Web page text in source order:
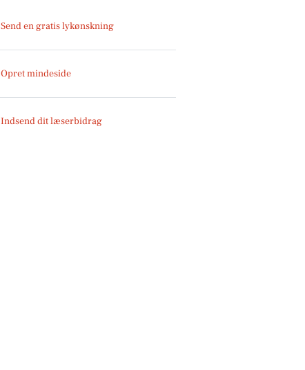
Send en gratis lykønskning
Opret mindeside
Indsend dit læserbidrag